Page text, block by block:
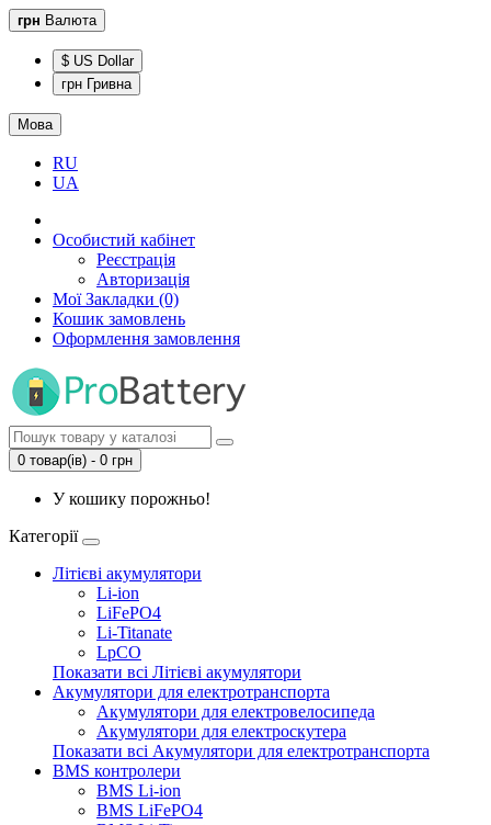
грн Валюта
$ US Dollar
грн Гривна
Мова
RU
UA
Особистий кабінет
Реєстрація
Авторизація
Мої Закладки (0)
Кошик замовлень
Оформлення замовлення
0 товар(ів) - 0 грн
У кошику порожньо!
Категорії
Літієві акумулятори
Li-ion
LiFePO4
Li-Titanate
LpCO
Показати всі Літієві акумулятори
Акумулятори для електротранспорта
Акумулятори для електровелосипеда
Акумулятори для електроскутера
Показати всі Акумулятори для електротранспорта
BMS контролери
BMS Li-ion
BMS LiFePO4